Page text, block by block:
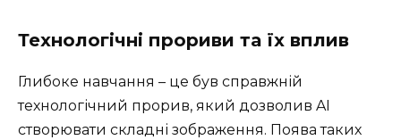
Технологічні прориви та їх вплив
Глибоке навчання – це був справжній
технологічний прорив, який дозволив AI
створювати складні зображення. Поява таких